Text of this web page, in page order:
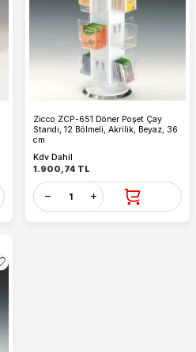
Zicco ZCP-651 Döner Poşet Çay
Standı, 12 Bölmeli, Akrilik, Beyaz, 36
cm
Kdv Dahil
1.900,74 TL